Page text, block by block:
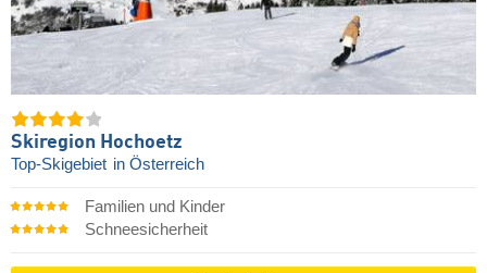
Skiregion Hochoetz
Top-Skigebiet in Österreich
Familien und Kinder
Schneesicherheit